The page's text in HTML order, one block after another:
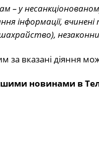
– у
інформації,
за вказані діяння
новинами в